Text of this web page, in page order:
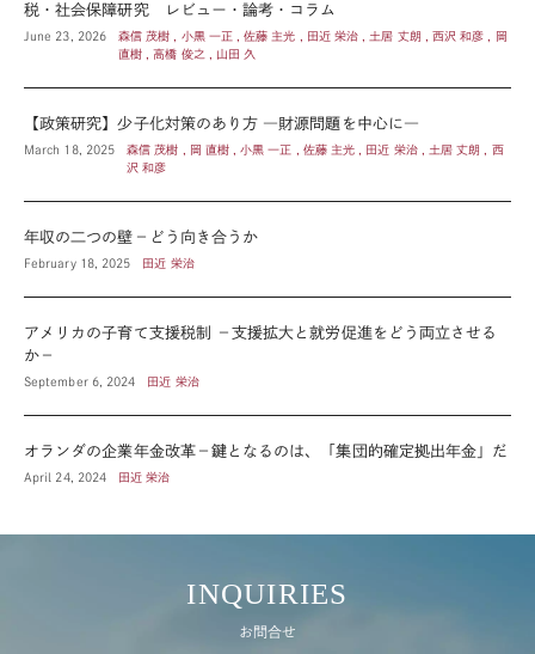
税・社会保障研究 レビュー・論考・コラム
June 23, 2026
森信 茂樹 , 小黒 一正 , 佐藤 主光 , 田近 栄治 , 土居 丈朗 , 西沢 和彦 , 岡
直樹 , 高橋 俊之 , 山田 久
【政策研究】少子化対策のあり方 ―財源問題を中心に―
March 18, 2025
森信 茂樹 , 岡 直樹 , 小黒 一正 , 佐藤 主光 , 田近 栄治 , 土居 丈朗 , 西
沢 和彦
年収の二つの壁－どう向き合うか
February 18, 2025 田近 栄治
アメリカの子育て支援税制 －支援拡大と就労促進をどう両立させる
か－
September 6, 2024 田近 栄治
オランダの企業年金改革－鍵となるのは、「集団的確定拠出年金」だ
April 24, 2024 田近 栄治
INQUIRIES
お問合せ